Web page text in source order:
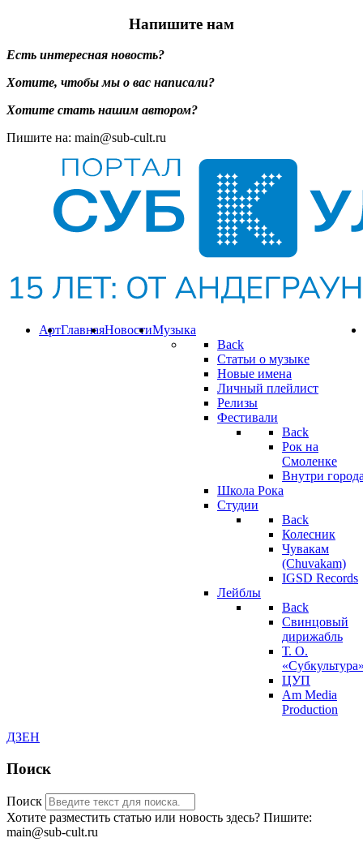
Напишите нам
Есть интересная новость?
Хотите, чтобы мы о вас написали?
Хотите стать нашим автором?
Пишите на: main@sub-cult.ru
Музыка
Back
Статьи о музыке
Новые имена
Личный плейлист
Релизы
Фестивали
Back
Рок на
Смоленке
Внутри
Школа Рока
Студии
Back
Колесник
Чувакам
(Chuvakam)
IGSD Records
Лейблы
Back
Свинцовый
дирижабль
Т. О.
ЦУП
Am Media
Production
Новости
Главная
Арт
ДЗЕН
Поиск
Поиск
Хотите разместить статью или новость здесь? Пишите:
main@sub-cult.ru